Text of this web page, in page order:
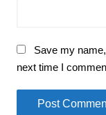
Save my
next time I